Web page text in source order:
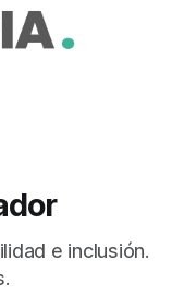
e inclusión.